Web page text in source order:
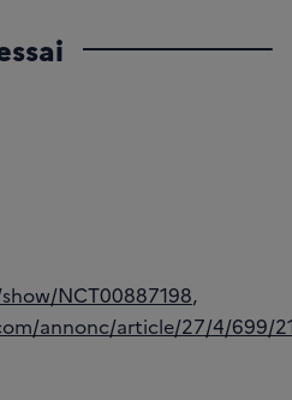
NCT00887198,
annonc/article/27/4/699/